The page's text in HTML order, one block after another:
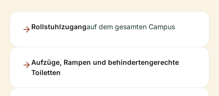
Rollstuhlzugangauf dem gesamten Campus
Aufzüge, Rampen und behindertengerechte
Toiletten